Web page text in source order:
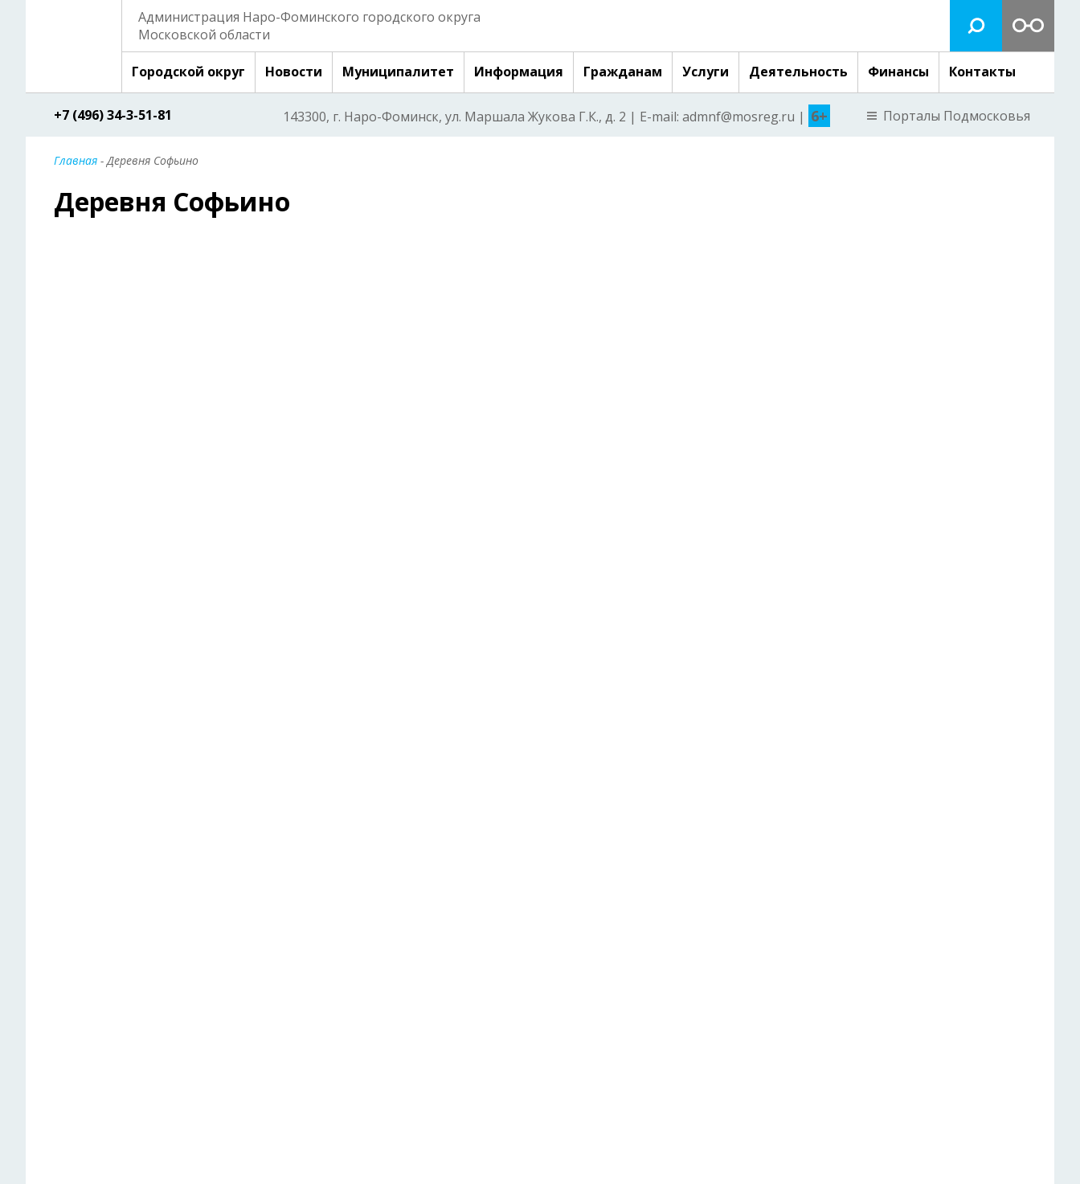
Администрация Наро-Фоминского городского округа
Московской области
Городской округ Новости Муниципалитет Информация Гражданам Услуги Деятельность Финансы Контакты
+7 (496) 34-3-51-81 143300, г. Наро-Фоминск, ул. Маршала Жукова Г.К., д. 2 | E-mail: admnf@mosreg.ru | 6+ Порталы Подмосковья
Главная - Деревня Софьино
Деревня Софьино